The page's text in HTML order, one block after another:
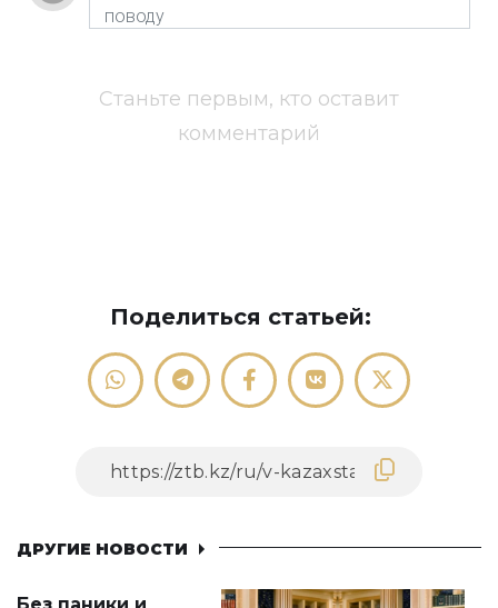
Станьте первым, кто оставит
комментарий
Поделиться статьей:
ДРУГИЕ НОВОСТИ